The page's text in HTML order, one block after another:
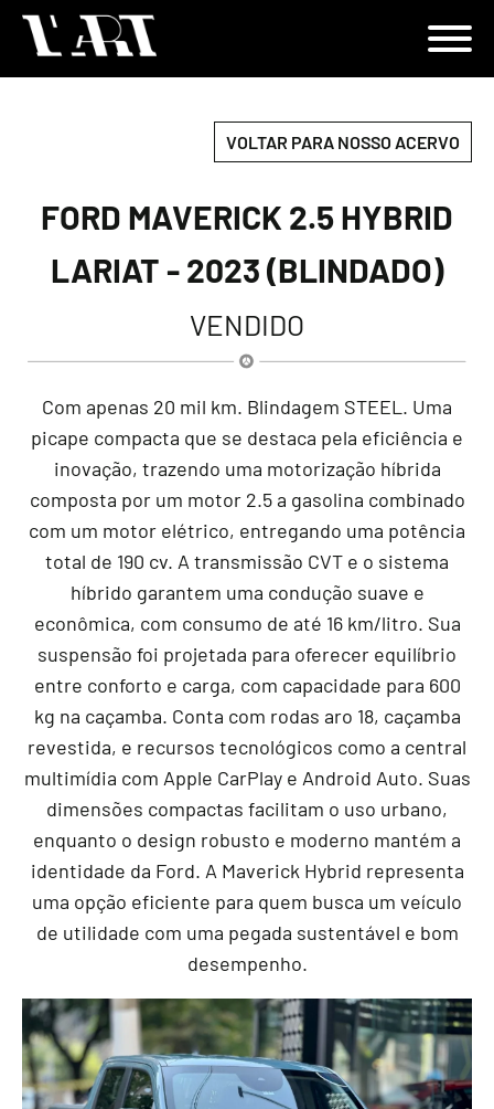
VOLTAR PARA NOSSO ACERVO
FORD MAVERICK 2.5 HYBRID
LARIAT - 2023 (BLINDADO)
VENDIDO
Com apenas 20 mil km. Blindagem STEEL. Uma
picape compacta que se destaca pela eficiência e
inovação, trazendo uma motorização híbrida
composta por um motor 2.5 a gasolina combinado
com um motor elétrico, entregando uma potência
total de 190 cv. A transmissão CVT e o sistema
híbrido garantem uma condução suave e
econômica, com consumo de até 16 km/litro. Sua
suspensão foi projetada para oferecer equilíbrio
entre conforto e carga, com capacidade para 600
kg na caçamba. Conta com rodas aro 18, caçamba
revestida, e recursos tecnológicos como a central
multimídia com Apple CarPlay e Android Auto. Suas
dimensões compactas facilitam o uso urbano,
enquanto o design robusto e moderno mantém a
identidade da Ford. A Maverick Hybrid representa
uma opção eficiente para quem busca um veículo
de utilidade com uma pegada sustentável e bom
desempenho.